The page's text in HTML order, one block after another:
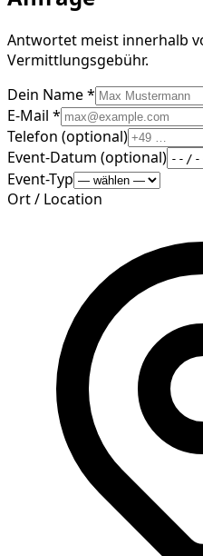
Antwortet meist innerhalb
Vermittlungsgebühr.
Dein Name *
E-Mail *
Telefon (optional)
Event-Datum (optional)
Event-Typ
Ort / Location